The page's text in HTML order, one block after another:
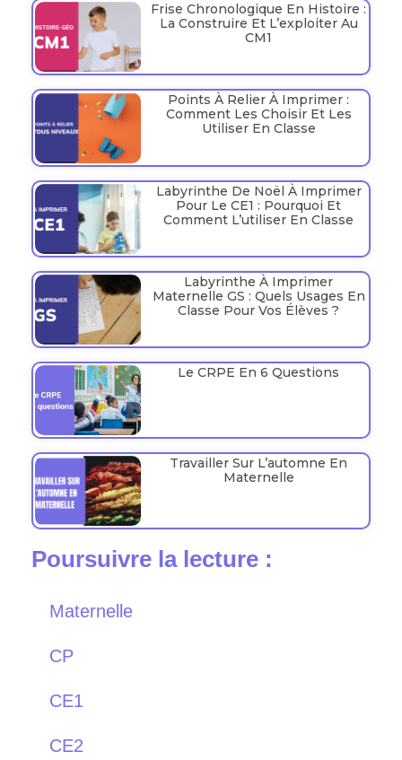
Frise Chronologique En Histoire :
La Construire Et L’exploiter Au
CM1
Points À Relier À Imprimer :
Comment Les Choisir Et Les
Utiliser En Classe
Labyrinthe De Noël À Imprimer
Pour Le CE1 : Pourquoi Et
Comment L’utiliser En Classe
Labyrinthe À Imprimer
Maternelle GS : Quels Usages En
Classe Pour Vos Élèves ?
Le CRPE En 6 Questions
Travailler Sur L’automne En
Maternelle
Poursuivre la lecture :
Maternelle
CP
CE1
CE2